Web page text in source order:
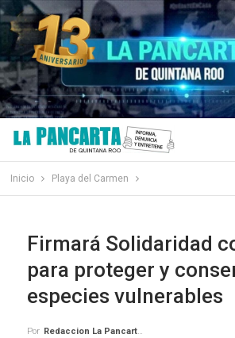
Inicio Playa del Carmen
Firmará Solidaridad
para proteger y
especies vulnerables
Por Redaccion La Pancarta De Quintana Roo